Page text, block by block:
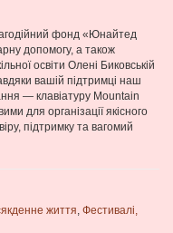
фонд «Юнайтед
допомогу, а також
освіти Олені Биковській
вашій підтримці наш
— клавіатуру Mountain
для організації якісного
підтримку та вагомий
життя, Фестивалі,